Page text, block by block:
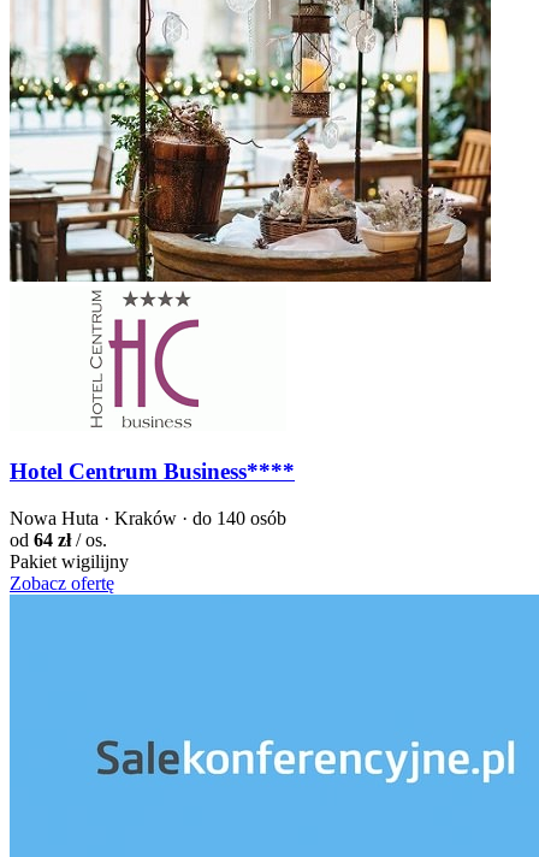
Hotel Centrum Business****
Nowa Huta · Kraków · do 140 osób
od 64 zł/ os.
Pakiet wigilijny
Zobacz ofertę